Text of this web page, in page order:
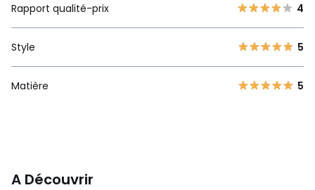
Rapport qualité-prix
4
Style 5
Matière 5
A Découvrir